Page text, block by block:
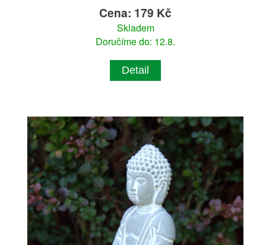
Cena: 179 Kč
Skladem
Doručíme do: 12.8.
Detail